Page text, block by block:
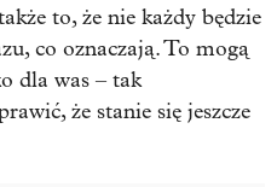
to, że nie każdy będzie
co oznaczają. To mogą
dla was – tak
że stanie się jeszcze